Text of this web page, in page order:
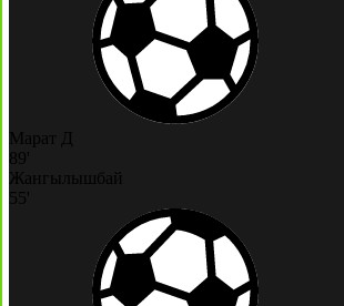
Марат Д
89'
Жангылышбай
55'